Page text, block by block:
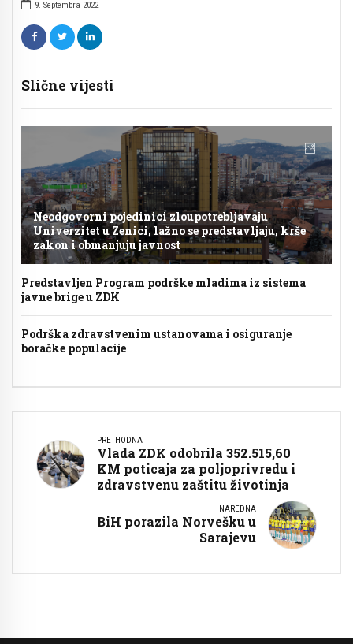
9. Septembra 2022
Slične vijesti
Neodgovorni pojedinici zloupotrebljavaju
Univerzitet u Zenici, lažno se predstavljaju, krše
zakon i obmanjuju javnost
Predstavljen Program podrške mladima iz sistema
javne brige u ZDK
Podrška zdravstvenim ustanovama i osiguranje
boračke populacije
PRETHODNA
Vlada ZDK odobrila 352.515,60
KM poticaja za poljoprivredu i
zdravstvenu zaštitu životinja
NAREDNA
BiH porazila Norvešku u
Sarajevu